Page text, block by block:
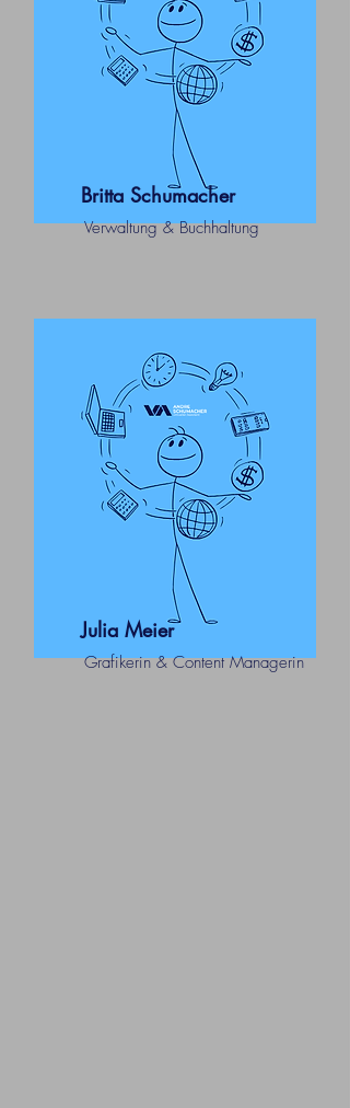
Britta Schumacher
Verwaltung & Buchhaltung
Julia Meier
Grafikerin & Content Managerin